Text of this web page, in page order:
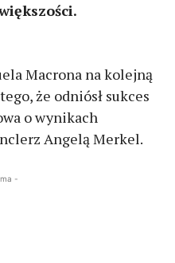
Macrona na kolejną
że odniósł sukces
o wynikach
Angelą Merkel.
-